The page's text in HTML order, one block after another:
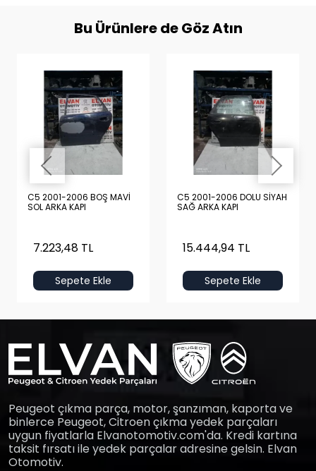
Bu Ürünlere de Göz Atın
C5 2001-2006 BOŞ MAVİ
SOL ARKA KAPI
7.223,48 TL
Sepete Ekle
C5 2001-2006 DOLU SİYAH
SAĞ ARKA KAPI
15.444,94 TL
Sepete Ekle
Peugeot çıkma parça, motor, şanzıman, kaporta ve
binlerce Peugeot, Citroen çıkma yedek parçaları
uygun fiyatlarla Elvanotomotiv.com'da. Kredi kartına
taksit fırsatı ile yedek parçalar adresine gelsin. Elvan
Otomotiv.